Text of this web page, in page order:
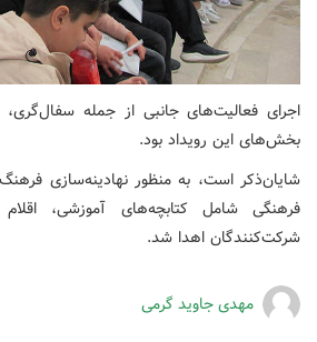
اجرای فعالیت‌های جانبی از جمله
بخش‌های این رویداد بود.
شایان‌ذکر است، به منظور نهادینه‌سازی
فرهنگی شامل کتابچه‌های آموزشی،
شرکت‌کنندگان اهدا شد.
مهدی جاوید گرمی